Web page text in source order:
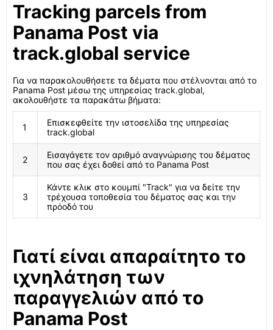
Tracking parcels from
Panama Post via
track.global service
Για να παρακολουθήσετε τα δέματα που στέλνονται από το
Panama Post μέσω της υπηρεσίας track.global,
ακολουθήστε τα παρακάτω βήματα:
1
Επισκεφθείτε την ιστοσελίδα της υπηρεσίας
track.global
2
Εισαγάγετε τον αριθμό αναγνώρισης του δέματος
που σας έχει δοθεί από το Panama Post
3
Κάντε κλικ στο κουμπί "Track" για να δείτε την
τρέχουσα τοποθεσία του δέματος σας και την
πρόοδό του
Γιατί είναι απαραίτητο το
ιχνηλάτηση των
παραγγελιών από το
Panama Post